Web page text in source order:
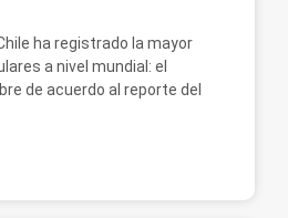
ha registrado la mayor
a nivel mundial: el
de acuerdo al reporte del